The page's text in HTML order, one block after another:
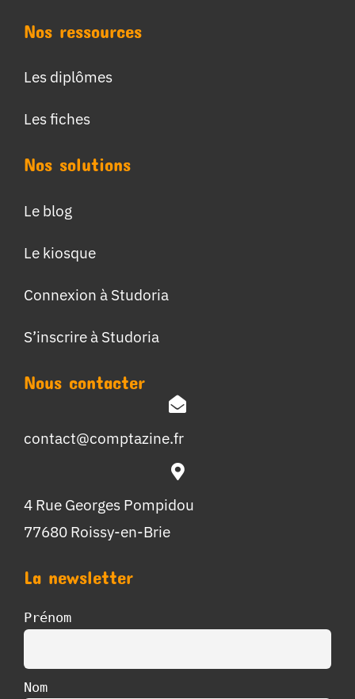
Nos ressources
Les diplômes
Les fiches
Nos solutions
Le blog
Le kiosque
Connexion à Studoria
S’inscrire à Studoria
Nous contacter
contact@comptazine.fr
4 Rue Georges Pompidou
77680 Roissy-en-Brie
La newsletter
Prénom
Nom